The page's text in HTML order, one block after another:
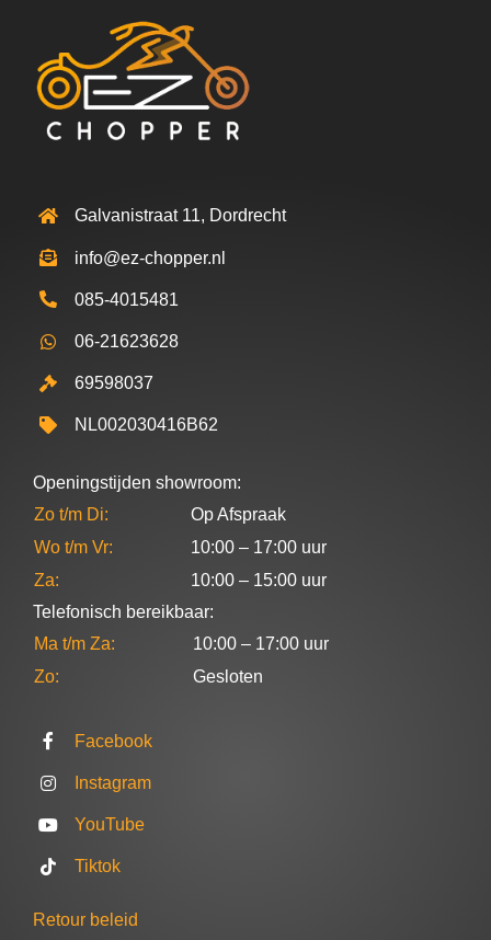
Galvanistraat 11, Dordrecht
info@ez-chopper.nl
085-4015481
06-21623628
69598037
NL002030416B62
Openingstijden showroom:
Zo t/m Di:
Op Afspraak
Wo t/m Vr:
10:00 – 17:00 uur
Za:
10:00 – 15:00 uur
Telefonisch bereikbaar:
Ma t/m Za:
10:00 – 17:00 uur
Zo:
Gesloten
Facebook
Instagram
YouTube
Tiktok
Retour beleid